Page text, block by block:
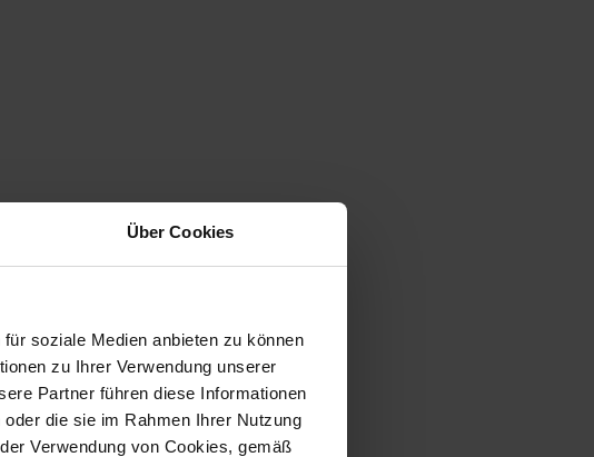
Über Cookies
soziale Medien anbieten zu können
zu Ihrer Verwendung unserer
Partner führen diese Informationen
die sie im Rahmen Ihrer Nutzung
Verwendung von Cookies, gemäß